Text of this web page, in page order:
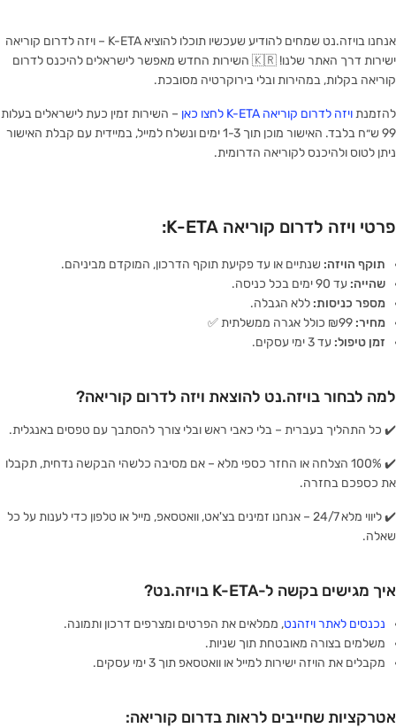
אנחנו בויזה.נט שמחים להודיע שעכשיו תוכלו להוציא K-ETA – ויזה לדרום קוריאה
ישירות דרך האתר שלנו! 🇰🇷 השירות החדש מאפשר לישראלים להיכנס לדרום
קוריאה בקלות, במהירות ובלי בירוקרטיה מסובכת.
להזמנתויזה לדרום קוריאה K-ETA לחצו כאן
– השירות זמין כעת לישראלים בעלות
99 ש״ח בלבד. האישור מוכן תוך 1-3 ימים ונשלח למייל, במיידית עם קבלת האישור
ניתן לטוס ולהיכנס לקוריאה הדרומית.
פרטי ויזה לדרום קוריאה K-ETA:
תוקף הויזה: שנתיים או עד פקיעת תוקף הדרכון, המוקדם מביניהם.
שהייה: עד 90 ימים בכל כניסה.
מספר כניסות: ללא הגבלה.
מחיר:
זמן טיפול: עד 3 ימי עסקים.
למה לבחור בויזה.נט להוצאת ויזה לדרום קוריאה?
✔️ כל התהליך בעברית – בלי כאבי ראש ובלי צורך להסתבך עם טפסים באנגלית.
✔️ 100% הצלחה או החזר כספי מלא – אם מסיבה כלשהי הבקשה נדחית, תקבלו
את כספכם בחזרה.
✔️ ליווי מלא 24/7 – אנחנו זמינים בצ'אט, וואטסאפ, מייל או טלפון כדי לענות על כל
שאלה.
איך מגישים בקשה ל-K-ETA בויזה.נט?
נכנסים לאתר ויזהנט, ממלאים את הפרטים ומצרפים דרכון ותמונה.
משלמים בצורה מאובטחת תוך שניות.
מקבלים את הויזה ישירות למייל או וואטסאפ תוך 3 ימי עסקים.
אטרקציות שחייבים לראות בדרום קוריאה: